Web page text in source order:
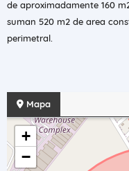
de aproximadamente 160
suman 520 m2 de area
perimetral.
Mapa
+
−